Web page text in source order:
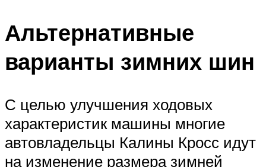
Альтернативные
варианты зимних шин
С целью улучшения ходовых
характеристик машины многие
автовладельцы Калины Кросс идут
на изменение размера зимней